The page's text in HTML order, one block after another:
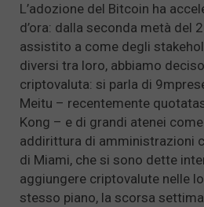
L’adozione del Bitcoin ha
d’ora: dalla seconda metà del
assistito a come degli
diversi tra loro, abbiamo
criptovaluta: si parla di
Meitu – recentemente
Kong – e di grandi atenei
addirittura di amministrazioni
di Miami, che si sono dette
aggiungere criptovalute nelle
stesso piano, la scorsa